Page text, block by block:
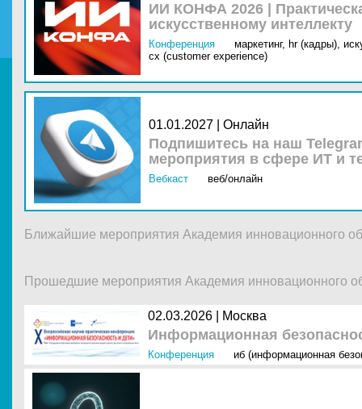
ИИ КОНФА 2026 |
искусственному интеллекту
Конференция маркетинг, hr (кадры),
cx (customer experience)
01.01.2027 | Онлайн
Подпишитесь на наш
мероприятия в сфере ИТ и
Вебкаст веб/онлайн
Ближайшие мероприятия Академия инновационного
Прошедшие мероприятия Академия инновационного
02.03.2026 | Москва
Информационная
Конференция иб (информационная